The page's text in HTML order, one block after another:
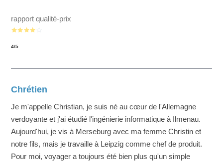
rapport qualité-prix
4/5
Chrétien
Je m'appelle Christian, je suis né au cœur de l'Allemagne
verdoyante et j'ai étudié l'ingénierie informatique à Ilmenau.
Aujourd'hui, je vis à Merseburg avec ma femme Christin et
notre fils, mais je travaille à Leipzig comme chef de produit.
Pour moi, voyager a toujours été bien plus qu'un simple